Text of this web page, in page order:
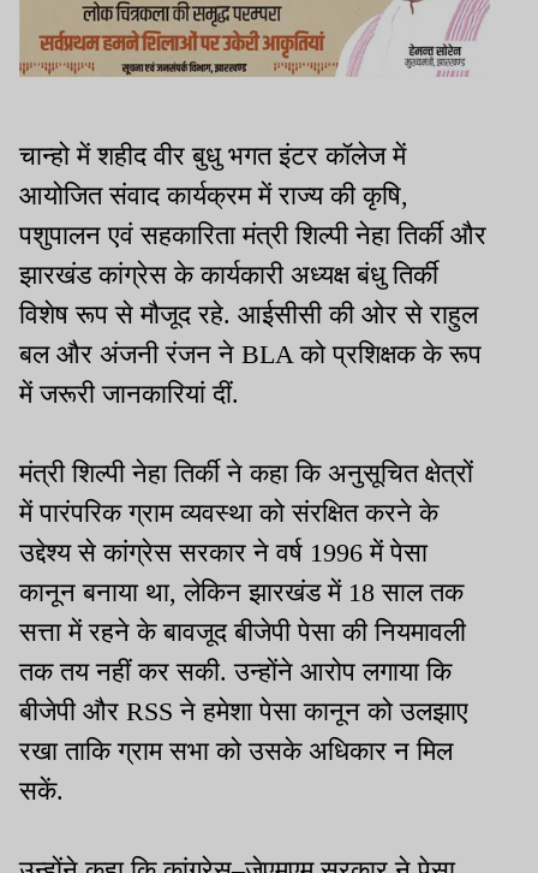
चान्हो में शहीद वीर बुधु भगत इंटर कॉलेज में
आयोजित संवाद कार्यक्रम में राज्य की कृषि,
पशुपालन एवं सहकारिता मंत्री शिल्पी नेहा तिर्की और
झारखंड कांग्रेस के कार्यकारी अध्यक्ष बंधु तिर्की
विशेष रूप से मौजूद रहे. आईसीसी की ओर से राहुल
बल और अंजनी रंजन ने BLA को प्रशिक्षक के रूप
में जरूरी जानकारियां दीं.
मंत्री शिल्पी नेहा तिर्की ने कहा कि अनुसूचित क्षेत्रों
में पारंपरिक ग्राम व्यवस्था को संरक्षित करने के
उद्देश्य से कांग्रेस सरकार ने वर्ष 1996 में पेसा
कानून बनाया था, लेकिन झारखंड में 18 साल तक
सत्ता में रहने के बावजूद बीजेपी पेसा की नियमावली
तक तय नहीं कर सकी. उन्होंने आरोप लगाया कि
बीजेपी और RSS ने हमेशा पेसा कानून को उलझाए
रखा ताकि ग्राम सभा को उसके अधिकार न मिल
सकें.